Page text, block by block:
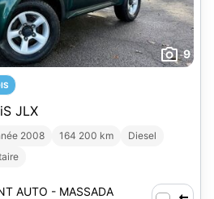
9
JLX
2008 164 200 km
Diesel
AUTO - MASSADA